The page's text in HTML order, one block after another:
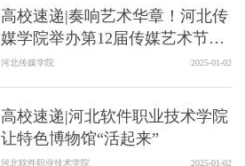
高校速递|奏响艺术华章！河北传
媒学院举办第12届传媒艺术节闭
幕
河北传媒学院 2025-01-02
高校速递|河北软件职业技术学院
让特色博物馆“活起来”
河北软件职业技术学院 2025-01-02